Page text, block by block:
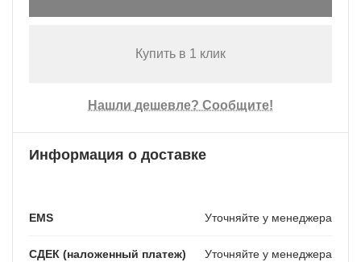
Купить в 1 клик
Нашли дешевле? Сообщите!
Информация о доставке
EMS Уточняйте у менеджера
СДЕК (наложенный платеж) Уточняйте у менеджера